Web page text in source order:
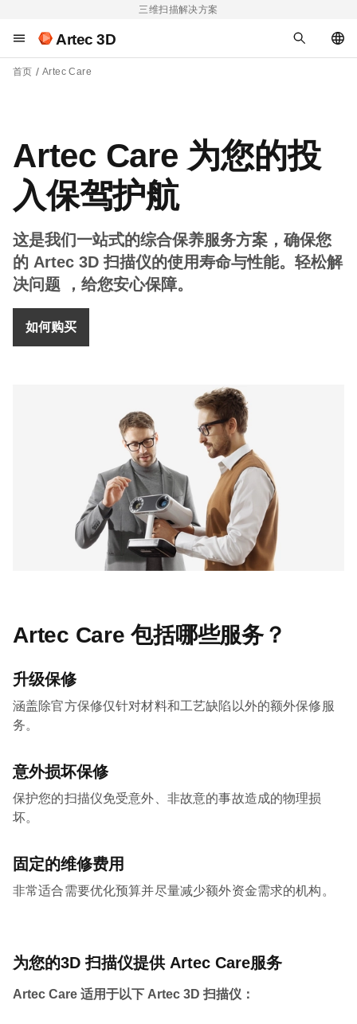
三维扫描解决方案
Artec 3D
首页 Artec Care
Artec Care 为您的投
入保驾护航
这是我们一站式的综合保养服务方案，确保您
的 Artec 3D 扫描仪的使用寿命与性能。轻松解
决问题 ，给您安心保障。
如何购买
Artec Care 包括哪些服务？
升级保修
涵盖除官方保修仅针对材料和工艺缺陷以外的额外保修服
务。
意外损坏保修
保护您的扫描仪免受意外、非故意的事故造成的物理损
坏。
固定的维修费用
非常适合需要优化预算并尽量减少额外资金需求的机构。
为您的3D 扫描仪提供 Artec Care服务
Artec Care 适用于以下 Artec 3D 扫描仪：